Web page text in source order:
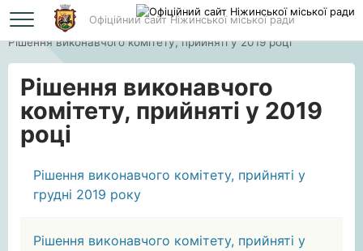
Офіційний сайт Ніжинської міської ради
Головна
Рішення виконавчого комітету, прийняті у 2019 році
Рішення виконавчого
комітету, прийняті у 2019
році
Рішення виконавчого комітету, прийняті у
грудні 2019 року
Рішення виконавчого комітету, прийняті у